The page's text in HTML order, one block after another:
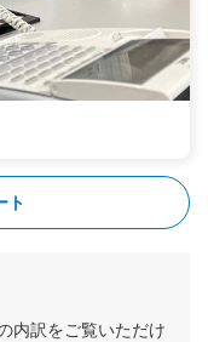
ト
内訳をご覧いただけ